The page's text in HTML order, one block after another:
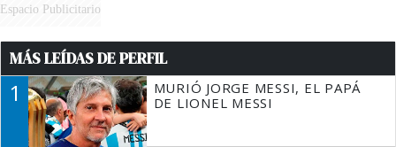
Espacio Publicitario
MÁS LEÍDAS DE PERFIL
1
MURIÓ JORGE MESSI, EL PAPÁ
DE LIONEL MESSI